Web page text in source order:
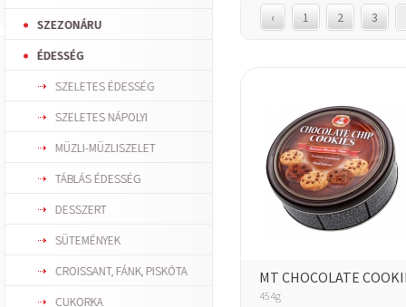
SZEZONÁRU
ÉDESSÉG
SZELETES ÉDESSÉG
SZELETES NÁPOLYI
MÜZLI-MÜZLISZELET
TÁBLÁS ÉDESSÉG
DESSZERT
SÜTEMÉNYEK
CROISSANT, FÁNK, PISKÓTA
CUKORKA
‹ 1 2 3
MT CHOCOLATE
454g